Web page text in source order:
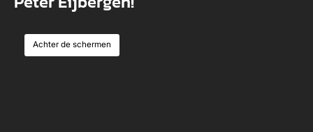
Achter de schermen